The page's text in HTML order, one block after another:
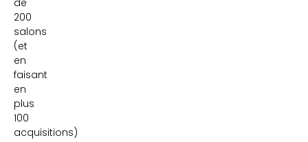
de
200
salons
(et
en
faisant
en
plus
100
acquisitions)